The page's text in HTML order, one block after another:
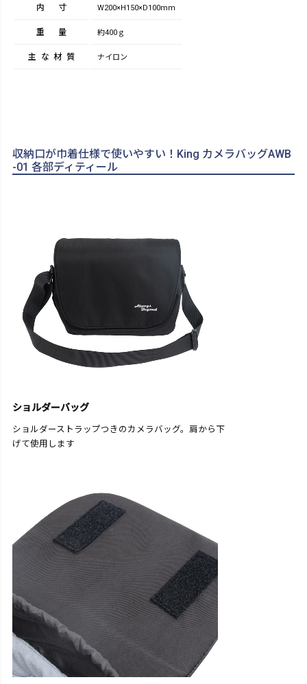
内寸 W200×H150×D100mm
重量 約400ｇ
主な材質 ナイロン
収納口が巾着仕様で使いやすい！King カメラバッグAWB
-01 各部ディティール
ショルダーバッグ
ショルダーストラップつきのカメラバッグ。肩から下
げて使用します